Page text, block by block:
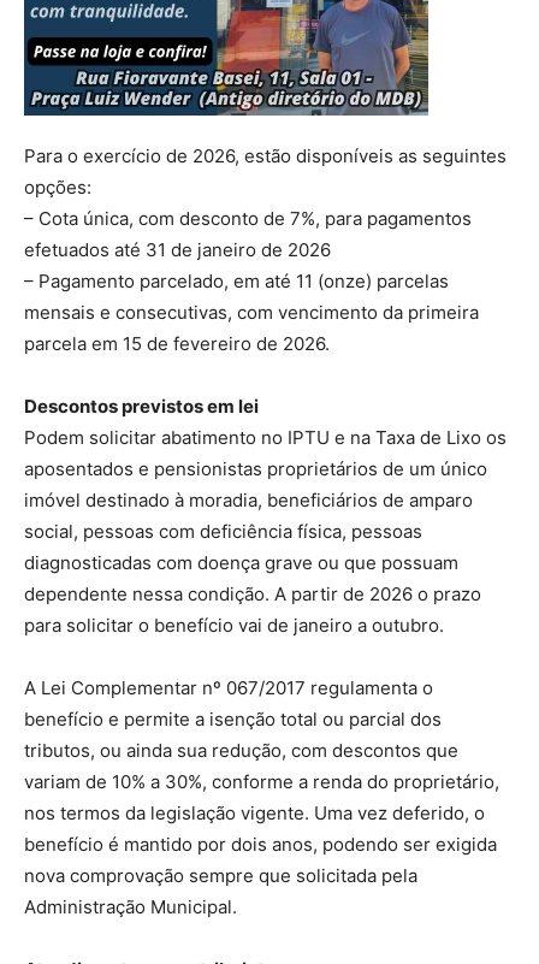
Para o exercício de 2026, estão disponíveis as seguintes
opções:
– Cota única, com desconto de 7%, para pagamentos
efetuados até 31 de janeiro de 2026
– Pagamento parcelado, em até 11 (onze) parcelas
mensais e consecutivas, com vencimento da primeira
parcela em 15 de fevereiro de 2026.
Descontos previstos em lei
Podem solicitar abatimento no IPTU e na Taxa de Lixo os
aposentados e pensionistas proprietários de um único
imóvel destinado à moradia, beneficiários de amparo
social, pessoas com deficiência física, pessoas
diagnosticadas com doença grave ou que possuam
dependente nessa condição. A partir de 2026 o prazo
para solicitar o benefício vai de janeiro a outubro.
A Lei Complementar nº 067/2017 regulamenta o
benefício e permite a isenção total ou parcial dos
tributos, ou ainda sua redução, com descontos que
variam de 10% a 30%, conforme a renda do proprietário,
nos termos da legislação vigente. Uma vez deferido, o
benefício é mantido por dois anos, podendo ser exigida
nova comprovação sempre que solicitada pela
Administração Municipal.